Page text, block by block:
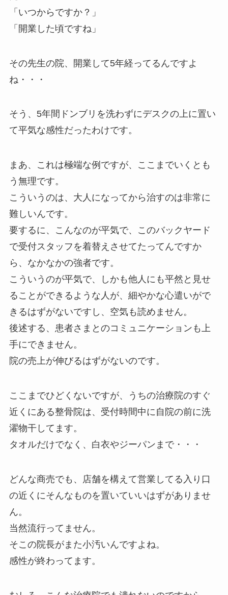
「いつからですか？」
「開業した頃ですね」
その先生の院、開業して5年経ってるんですよ
ね・・・
そう、5年間ドンブリを洗わずにデスクの上に置い
て平気な感性だったわけです。
まあ、これは極端な例ですが、ここまでいくとも
う無理です。
こういうのは、大人になってから治すのは非常に
難しいんです。
要するに、こんなのが平気で、このバックヤード
で受付スタッフを着替えさせてたってんですか
ら、なかなかの強者です。
こういうのが平気で、しかも他人にも平然と見せ
ることができるような人が、細やかな心遣いがで
きるはずがないですし、空気も読めません。
後述する、患者さまとのコミュニケーションも上
手にできません。
院の売上が伸びるはずがないのです。
ここまでひどくないですが、うちの治療院のすぐ
近くにある整骨院は、受付時間中に自院の前に洗
濯物干してます。
タオルだけでなく、白衣やジーパンまで・・・
どんな商売でも、店舗を構えて営業してる入り口
の近くにそんなものを置いていいはずがありませ
ん。
当然流行ってません。
そこの院長がまた小汚いんですよね。
感性が終わってます。